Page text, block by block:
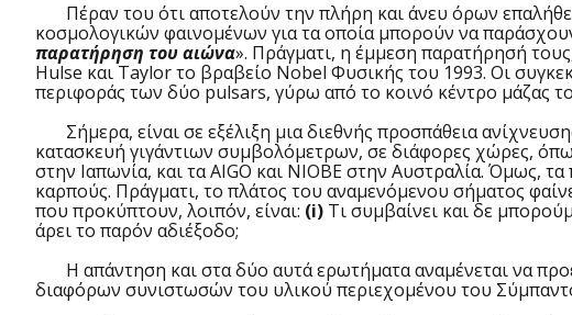
Πέραν του ότι αποτελούν την πλήρη και άνευ όρων
κοσμολογικών φαινομένων για τα οποία μπορούν να
παρατήρηση του αιώνα». Πράγματι, η έμμεση παρατήρησή
Hulse και Taylor το βραβείο Nobel Φυσικής του 1993. Οι
περιφοράς των δύο pulsars, γύρω από το κοινό κέντρο μάζας
Σήμερα, είναι σε εξέλιξη μια διεθνής προσπάθεια
κατασκευή γιγάντιων συμβολόμετρων, σε διάφορες χώρες,
στην Ιαπωνία, και τα AIGO και NIOBE στην Αυστραλία. Όμως,
καρπούς. Πράγματι, το πλάτος του αναμενόμενου σήματος
που προκύπτουν, λοιπόν, είναι: (i) Τι συμβαίνει και δε
άρει το παρόν αδιέξοδο;
Η απάντηση και στα δύο αυτά ερωτήματα αναμένεται να
διαφόρων συνιστωσών του υλικού περιεχομένου του